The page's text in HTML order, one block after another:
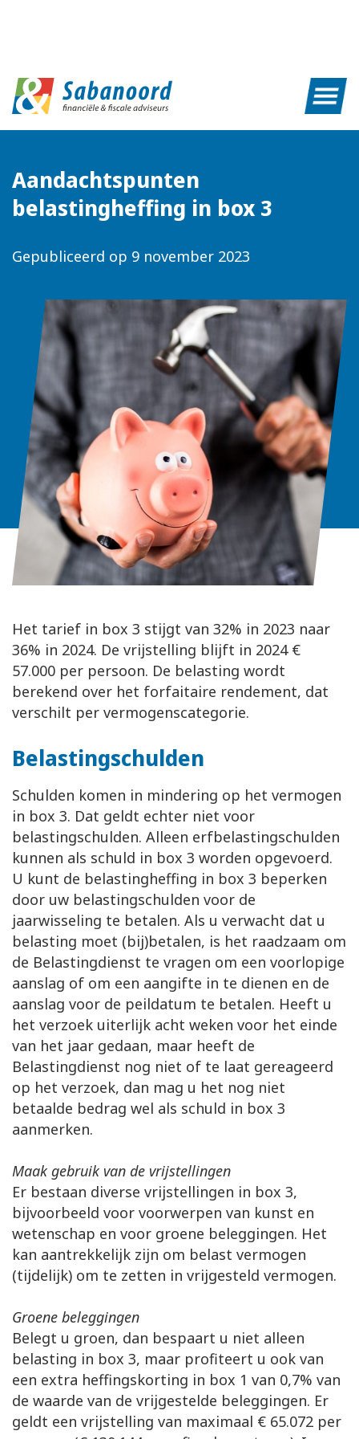
Aandachtspunten
belastingheffing in box 3
Gepubliceerd op 9 november 2023
Het tarief in box 3 stijgt van 32% in 2023 naar
36% in 2024. De vrijstelling blijft in 2024 €
57.000 per persoon. De belasting wordt
berekend over het forfaitaire rendement, dat
verschilt per vermogenscategorie.
Belastingschulden
Schulden komen in mindering op het vermogen
in box 3. Dat geldt echter niet voor
belastingschulden. Alleen erfbelastingschulden
kunnen als schuld in box 3 worden opgevoerd.
U kunt de belastingheffing in box 3 beperken
door uw belastingschulden voor de
jaarwisseling te betalen. Als u verwacht dat u
belasting moet (bij)betalen, is het raadzaam om
de Belastingdienst te vragen om een voorlopige
aanslag of om een aangifte in te dienen en de
aanslag voor de peildatum te betalen. Heeft u
het verzoek uiterlijk acht weken voor het einde
van het jaar gedaan, maar heeft de
Belastingdienst nog niet of te laat gereageerd
op het verzoek, dan mag u het nog niet
betaalde bedrag wel als schuld in box 3
aanmerken.
Maak gebruik van de vrijstellingen
Er bestaan diverse vrijstellingen in box 3,
bijvoorbeeld voor voorwerpen van kunst en
wetenschap en voor groene beleggingen. Het
kan aantrekkelijk zijn om belast vermogen
(tijdelijk) om te zetten in vrijgesteld vermogen.
Groene beleggingen
Belegt u groen, dan bespaart u niet alleen
belasting in box 3, maar profiteert u ook van
een extra heffingskorting in box 1 van 0,7% van
de waarde van de vrijgestelde beleggingen. Er
geldt een vrijstelling van maximaal € 65.072 per